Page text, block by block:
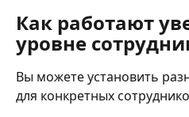
Как работают
уровне
Вы можете установить
для конкретных